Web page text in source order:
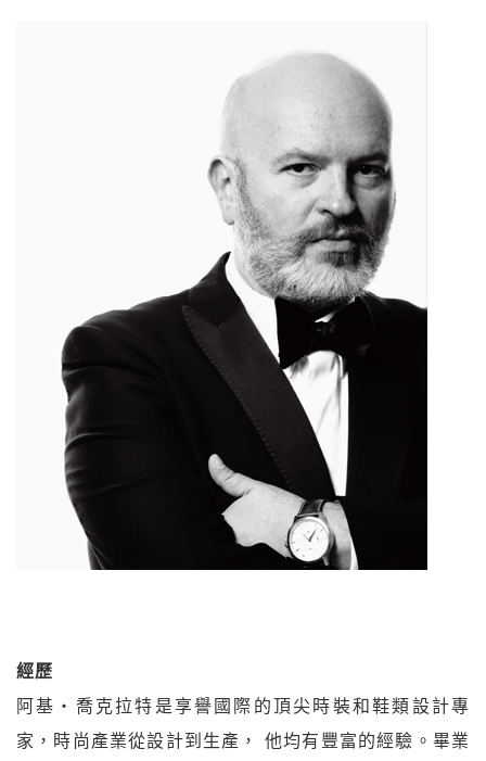
經歷
阿基‧喬克拉特是享譽國際的頂尖時裝和鞋類設計專
家，時尚產業從設計到生產， 他均有豐富的經驗。畢業